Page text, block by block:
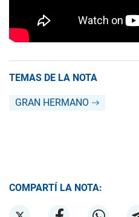
TEMAS DE LA NOTA
GRAN HERMANO
COMPARTÍ LA NOTA: